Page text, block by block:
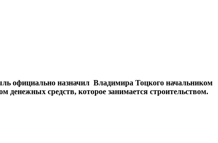
официально назначил Владимира Тоцкого начальником
средств, которое занимается строительством.